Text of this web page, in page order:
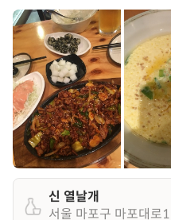
신 열날개
서울 마포구 마포대